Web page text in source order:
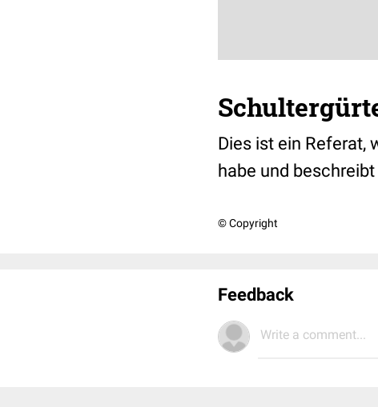
Dies ist ein Referat,
habe und
© Copyright
Feedback
Write a comment...